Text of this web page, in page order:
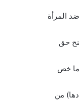
التمييز ضد المرأة
في منح حق
في ما خص
من